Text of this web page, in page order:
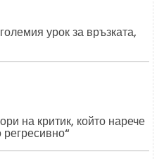
урок за връзката,
на критик, който нарече